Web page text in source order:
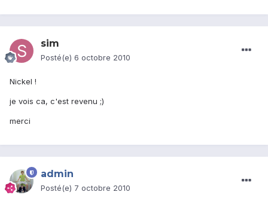
sim
Posté(e) 6 octobre 2010
Nickel !
je vois ca, c'est revenu ;)
merci
admin
Posté(e) 7 octobre 2010